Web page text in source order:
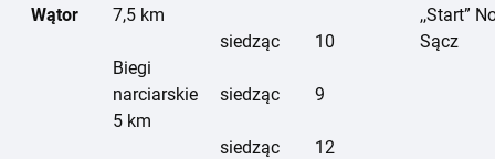
Wątor
7,5 km
Biegi
narciarskie
5 km
siedząc
siedząc
siedząc
10
9
12
,,Start”
Sącz